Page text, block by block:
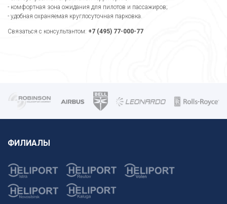
- комфортная зона ожидания для пилотов и пассажиров;
- удобная охраняемая круглосуточная парковка.
Связаться с консультантом: +7 (495) 77-000-77
ФИЛИАЛЫ